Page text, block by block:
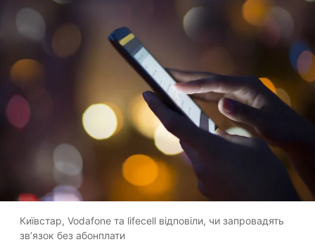
Київстар, Vodafone та lifecell відповіли, чи запровадять
зв’язок без абонплати